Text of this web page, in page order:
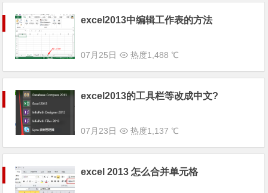
excel2013中编辑工作表的方法
07月25日 热度1,488 ℃
excel2013的工具栏等改成中文?
07月23日 热度1,137 ℃
excel 2013 怎么合并单元格